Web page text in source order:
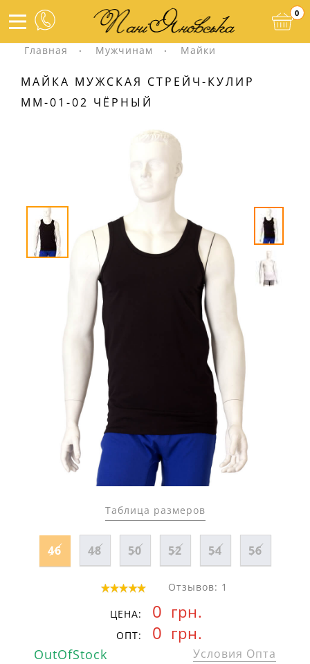
0
Главная Мужчинам Майки
МАЙКА МУЖСКАЯ СТРЕЙЧ-КУЛИР
ММ-01-02 ЧЁРНЫЙ
Таблица размеров
46 48 50 52 54 56
Отзывов: 1
ЦЕНА: 0 грн.
ОПТ: 0 грн.
OutOfStock Условия Опта